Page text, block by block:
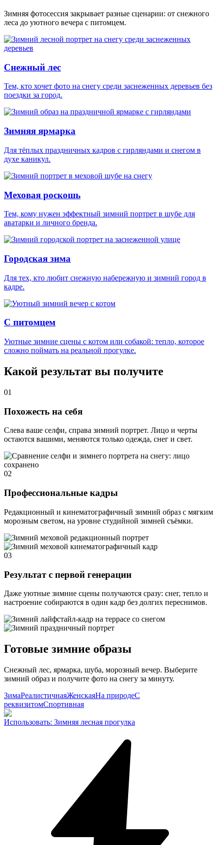
Зимняя фотосессия закрывает разные сценарии: от снежного
леса до уютного вечера с питомцем.
Снежный лес
Тем, кто хочет фото на снегу среди заснеженных деревьев без
поездки за город.
Зимняя ярмарка
Для тёплых праздничных кадров с гирляндами и снегом в
духе каникул.
Меховая роскошь
Тем, кому нужен эффектный зимний портрет в шубе для
аватарки и личного бренда.
Городская зима
Для тех, кто любит снежную набережную и зимний город в
кадре.
С питомцем
Уютные зимние сцены с котом или собакой: тепло, которое
сложно поймать на реальной прогулке.
Какой результат вы получите
01
Похожесть на себя
Слева ваше селфи, справа зимний портрет. Лицо и черты
остаются вашими, меняются только одежда, снег и свет.
02
Профессиональные кадры
Редакционный и кинематографичный зимний образ с мягким
морозным светом, на уровне студийной зимней съёмки.
03
Результат с первой генерации
Даже уютные зимние сцены получаются сразу: снег, тепло и
настроение собираются в один кадр без долгих переснимов.
Готовые зимние образы
Снежный лес, ярмарка, шуба, морозный вечер. Выберите
зимний образ и получите фото на снегу за минуту.
ЗимаРеалистичнаяЖенскаяНа природеС
реквизитомСпортивная
Использовать: Зимняя лесная прогулка